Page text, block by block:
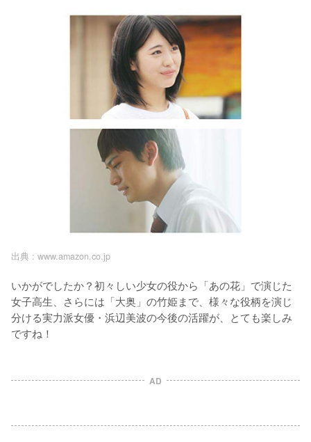
出典 : www.amazon.co.jp
いかがでしたか？初々しい少女の役から「あの花」で演じた
女子高生、さらには「大奥」の竹姫まで、様々な役柄を演じ
分ける実力派女優・浜辺美波の今後の活躍が、とても楽しみ
ですね！
AD